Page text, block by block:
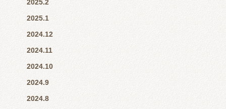
2025.2
2025.1
2024.12
2024.11
2024.10
2024.9
2024.8